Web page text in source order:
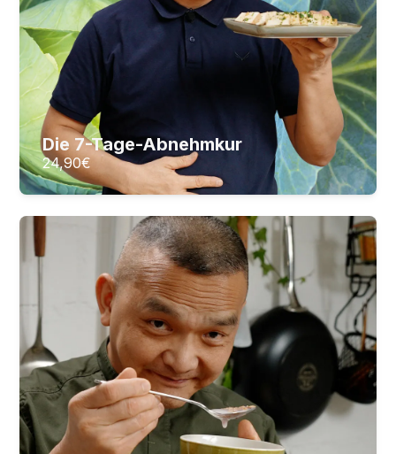
Die 7-Tage-Abnehmkur
24,90€
24,90 ZUM KURS
Grundlagen der veganen Küche
Gesunde Fertigprodukte auf Vorrat selbst
herstellen
Lektionen
Stunden Videomaterial